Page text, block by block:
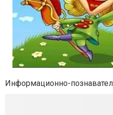
Информационно-